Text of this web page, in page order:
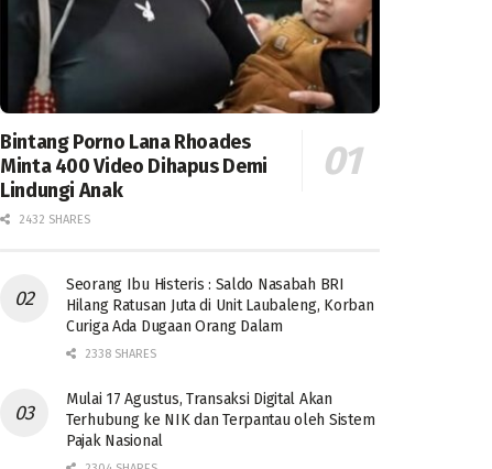
Bintang Porno Lana Rhoades
Minta 400 Video Dihapus Demi
Lindungi Anak
2432 SHARES
Seorang Ibu Histeris : Saldo Nasabah BRI
Hilang Ratusan Juta di Unit Laubaleng, Korban
Curiga Ada Dugaan Orang Dalam
2338 SHARES
Mulai 17 Agustus, Transaksi Digital Akan
Terhubung ke NIK dan Terpantau oleh Sistem
Pajak Nasional